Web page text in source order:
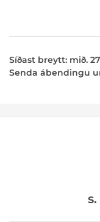
Síðast breytt: mið.
Senda ábendingu